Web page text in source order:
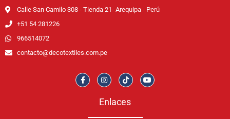
Calle San Camilo 308 - Tienda 21- Arequipa - Perú
+51 54 281226
966514072
contacto@decotextiles.com.pe
Enlaces